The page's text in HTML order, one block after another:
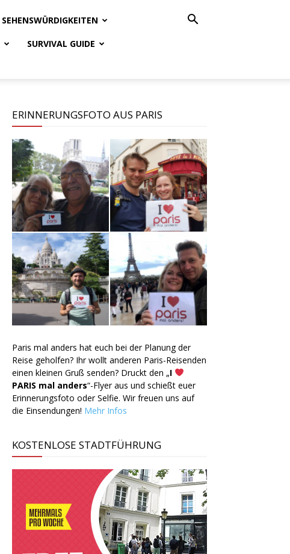
SEHENSWÜRDIGKEITEN
SURVIVAL GUIDE
ERINNERUNGSFOTO AUS PARIS
Paris mal anders hat euch bei der Planung der
Reise geholfen? Ihr wollt anderen Paris-Reisenden
einen kleinen Gruß senden? Druckt den „I
PARIS mal anders“-Flyer aus und schießt euer
Erinnerungsfoto oder Selfie. Wir freuen uns auf
die Einsendungen! Mehr Infos
KOSTENLOSE STADTFÜHRUNG